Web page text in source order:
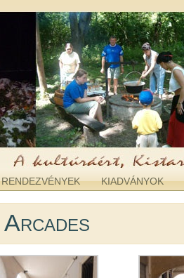
RENDEZVÉNYEK KIADVÁNYOK
Arcades